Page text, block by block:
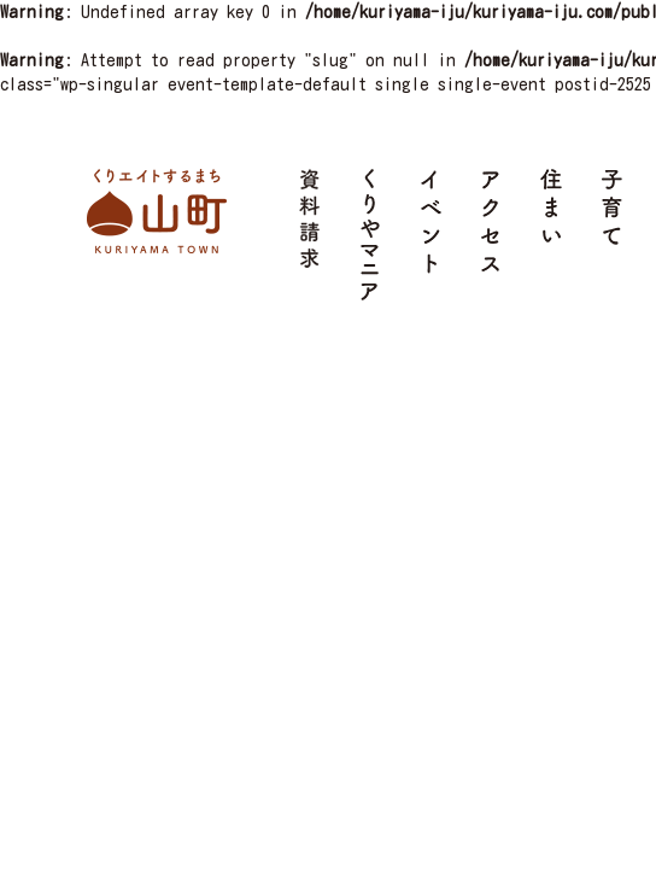
Warning : Undefined array key 0 in /home/kuriyama-iju/kuriyama-iju.com/
Warning : Attempt to read property "slug" on null in /home/kuriyama-iju/
class="wp-singular event-template-default single single-event postid-2525
栗山町 子
住まい
アクセス
イベント
くりやマニア
資料請求